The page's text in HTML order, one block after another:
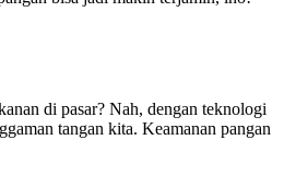
di pasar? Nah, dengan teknologi
tangan kita. Keamanan pangan